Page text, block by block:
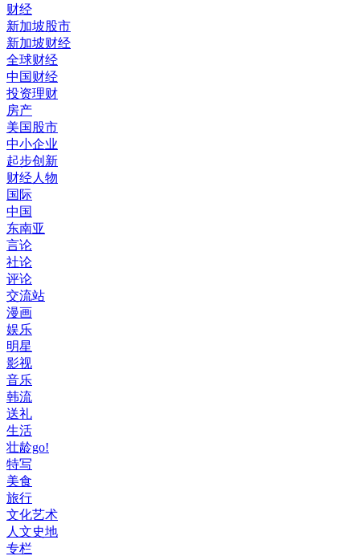
财经
新加坡股市
新加坡财经
全球财经
中国财经
投资理财
房产
美国股市
中小企业
起步创新
财经人物
国际
中国
东南亚
言论
社论
评论
交流站
漫画
娱乐
明星
影视
音乐
韩流
送礼
生活
壮龄go!
特写
美食
旅行
文化艺术
人文史地
专栏